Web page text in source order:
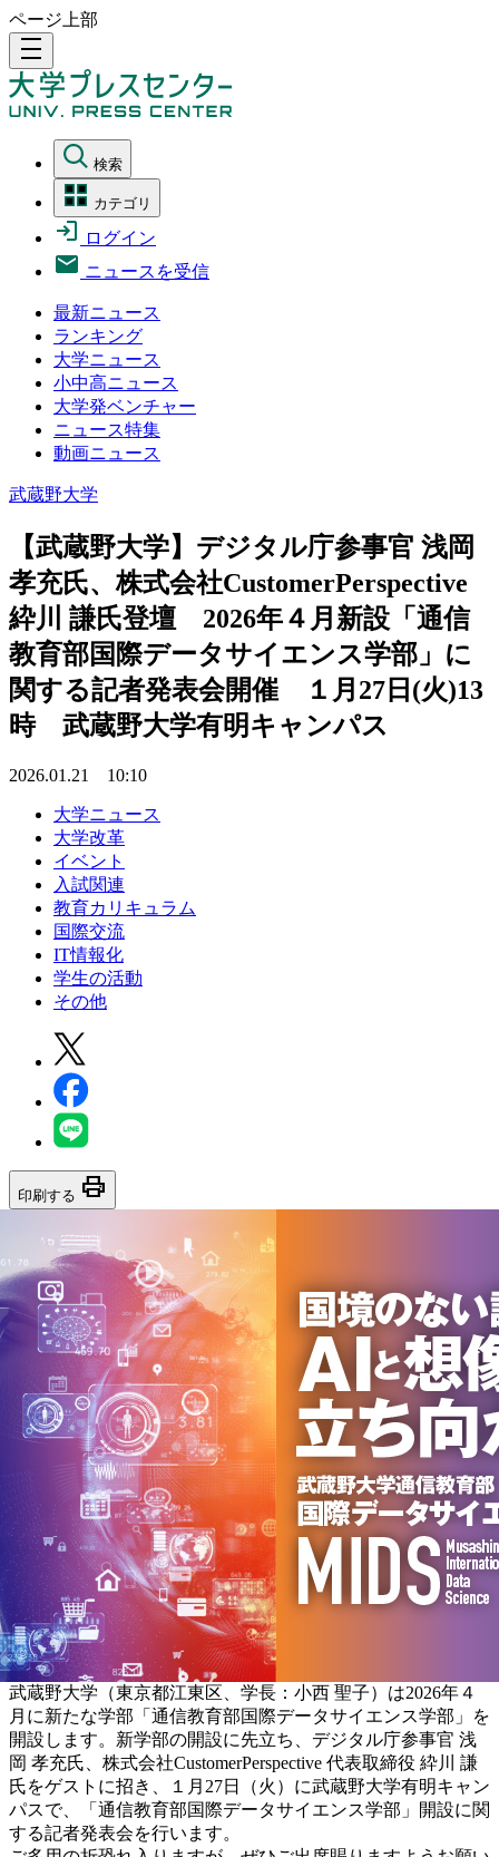
ページ上部
density_medium
検索
カテゴリ
ログイン
ニュースを受信
最新ニュース
ランキング
大学ニュース
小中高ニュース
大学発ベンチャー
ニュース特集
動画ニュース
武蔵野大学
【武蔵野大学】デジタル庁参事官 浅岡
孝充氏、株式会社CustomerPerspective
紣川 謙氏登壇 2026年４月新設「通信
教育部国際データサイエンス学部」に
関する記者発表会開催 １月27日(火)13
時 武蔵野大学有明キャンパス
2026.01.21 10:10
大学ニュース
大学改革
イベント
入試関連
教育カリキュラム
国際交流
IT情報化
学生の活動
その他
印刷する print
武蔵野大学（東京都江東区、学長：小西 聖子）は2026年４
月に新たな学部「通信教育部国際データサイエンス学部」を
開設します。新学部の開設に先立ち、デジタル庁参事官 浅
岡 孝充氏、株式会社CustomerPerspective 代表取締役 紣川 謙
氏をゲストに招き、１月27日（火）に武蔵野大学有明キャン
パスで、「通信教育部国際データサイエンス学部」開設に関
する記者発表会を行います。